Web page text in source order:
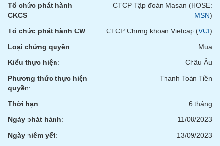
Phân
tích
thuật
Hồ
sơ
nghiệp
tức
sự
Tổ chức phát hành
CKCS:
CTCP Tập đoàn Masan (HOSE:
MSN)
Tổ chức phát hành CW: CTCP Chứng khoán Vietcap (VCI)
Loại chứng quyền:
Mua
Kiểu thực hiện:
Châu Âu
Phương thức thực hiện
quyền:
Thanh Toán Tiền
Thời hạn:
6 tháng
Ngày phát hành:
11/08/2023
Ngày niêm yết: 13/09/2023
LƯỢNG
VẬT
LIỆU
NGHIỆP